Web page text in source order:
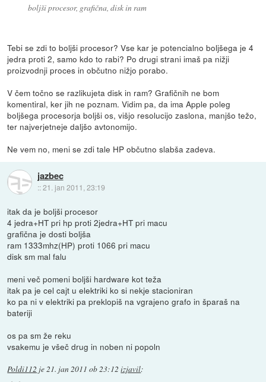
boljši procesor, grafična, disk in ram
Tebi se zdi to boljši procesor? Vse kar je potencialno boljšega je 4
jedra proti 2, samo kdo to rabi? Po drugi strani imaš pa nižji
proizvodnji proces in občutno nižjo porabo.
V čem točno se razlikujeta disk in ram? Grafičnih ne bom
komentiral, ker jih ne poznam. Vidim pa, da ima Apple poleg
boljšega procesorja boljši os, višjo resolucijo zaslona, manjšo težo,
ter najverjetneje daljšo avtonomijo.
Ne vem no, meni se zdi tale HP občutno slabša zadeva.
jazbec
::21. jan 2011, 23:19
itak da je boljši procesor
4 jedra+HT pri hp proti 2jedra+HT pri macu
grafična je dosti boljša
ram 1333mhz(HP) proti 1066 pri macu
disk sm mal falu
meni več pomeni boljši hardware kot teža
itak pa je cel cajt u elektriki ko si nekje stacioniran
ko pa ni v elektriki pa preklopiš na vgrajeno grafo in šparaš na
bateriji
os pa sm že reku
vsakemu je všeč drug in noben ni popoln
Poldi112 je21. jan 2011 ob 23:12 izjavil: